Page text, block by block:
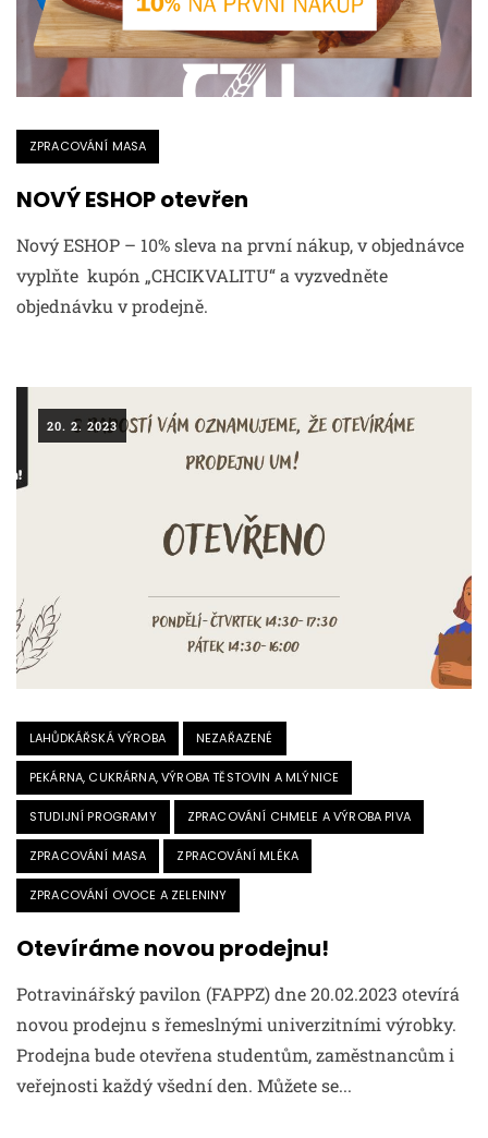
ZPRACOVÁNÍ MASA
NOVÝ ESHOP otevřen
Nový ESHOP – 10% sleva na první nákup, v objednávce
vyplňte kupón „CHCIKVALITU“ a vyzvedněte
objednávku v prodejně.
20. 2. 2023
LAHŮDKÁŘSKÁ VÝROBA NEZAŘAZENÉ
PEKÁRNA, CUKRÁRNA, VÝROBA TĚSTOVIN A MLÝNICE
STUDIJNÍ PROGRAMY ZPRACOVÁNÍ CHMELE A VÝROBA PIVA
ZPRACOVÁNÍ MASA ZPRACOVÁNÍ MLÉKA
ZPRACOVÁNÍ OVOCE A ZELENINY
Otevíráme novou prodejnu!
Potravinářský pavilon (FAPPZ) dne 20.02.2023 otevírá
novou prodejnu s řemeslnými univerzitními výrobky.
Prodejna bude otevřena studentům, zaměstnancům i
veřejnosti každý všední den. Můžete se...